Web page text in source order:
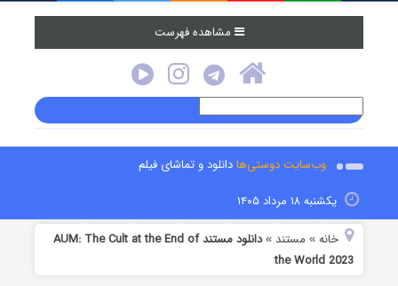
مشاهده فهرست
وب‌سایت دوستی‌هادانلود و تماشای فیلم
یکشنبه ۱۸ مرداد ۱۴۰۵
خانه » مستند »
دانلود مستند AUM: The Cult at the End of
the World 2023